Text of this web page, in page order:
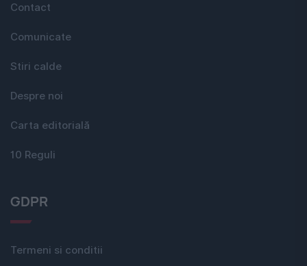
Contact
Comunicate
Stiri calde
Despre noi
Carta editorială
10 Reguli
GDPR
Termeni si conditii